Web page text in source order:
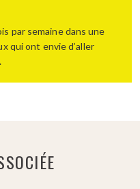
par semaine dans une
qui ont envie d’aller